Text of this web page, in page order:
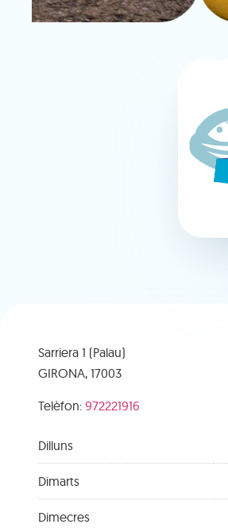
Sarriera 1 (Palau)
GIRONA, 17003
Telèfon: 972221916
Dilluns
Dimarts
Dimecres